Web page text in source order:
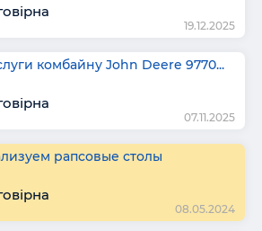
19.12.2025
комбайну John Deere 9770...
07.11.2025
рапсовые столы
08.05.2024